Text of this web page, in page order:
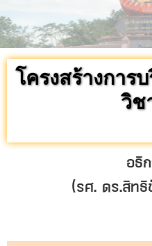
โครงสร้างการ
วิช
อธิ
(รศ. ดร.สิท